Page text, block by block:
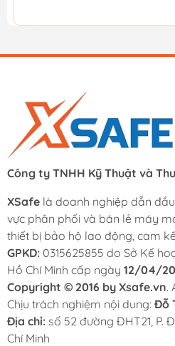
Công ty TNHH Kỹ Thuật và
XSafe là doanh nghiệp dẫn
vực phân phối và bán lẻ máy
thiết bị bảo hộ lao động, cam
GPKD: 0315625855 do Sở Kế
Hồ Chí Minh cấp ngày 12/04/
Copyright © 2016 by Xsafe.vn.
Chịu trách nghiệm nội dung: Đỗ
Địa chỉ: số 52 đường ĐHT21, P.
Chí Minh